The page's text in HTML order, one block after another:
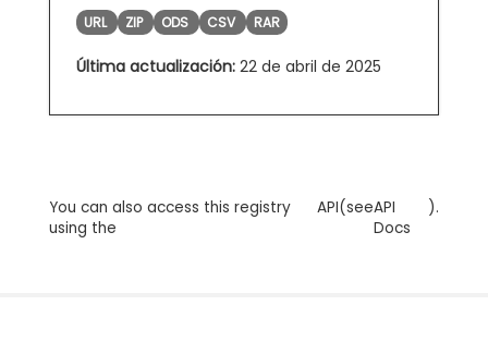
URL ZIP ODS CSV RAR
Última actualización: 22 de abril de 2025
You can also access this registry
using the
API(seeAPI
Docs
).